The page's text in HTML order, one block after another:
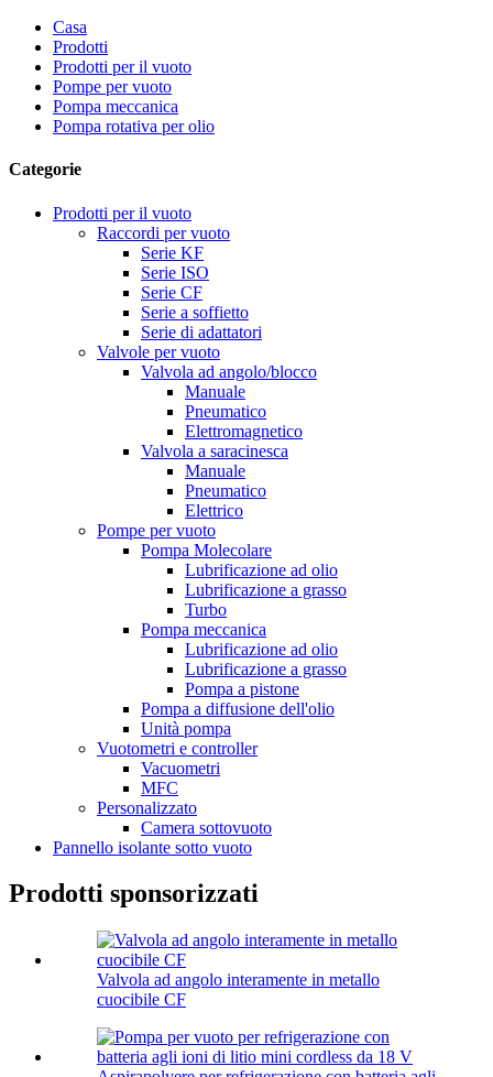
Casa
Prodotti
Prodotti per il vuoto
Pompe per vuoto
Pompa meccanica
Pompa rotativa per olio
Categorie
Prodotti per il vuoto
Raccordi per vuoto
Serie KF
Serie ISO
Serie CF
Serie a soffietto
Serie di adattatori
Valvole per vuoto
Valvola ad angolo/blocco
Manuale
Pneumatico
Elettromagnetico
Valvola a saracinesca
Manuale
Pneumatico
Elettrico
Pompe per vuoto
Pompa Molecolare
Lubrificazione ad olio
Lubrificazione a grasso
Turbo
Pompa meccanica
Lubrificazione ad olio
Lubrificazione a grasso
Pompa a pistone
Pompa a diffusione dell'olio
Unità pompa
Vuotometri e controller
Vacuometri
MFC
Personalizzato
Camera sottovuoto
Pannello isolante sotto vuoto
Prodotti sponsorizzati
Valvola ad angolo interamente in metallo
cuocibile CF